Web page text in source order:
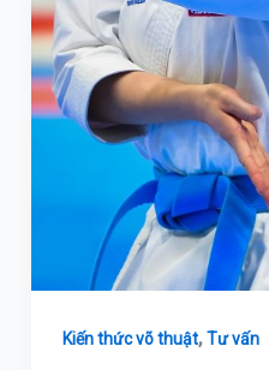
Kiến thức võ thuật,Tư vấn